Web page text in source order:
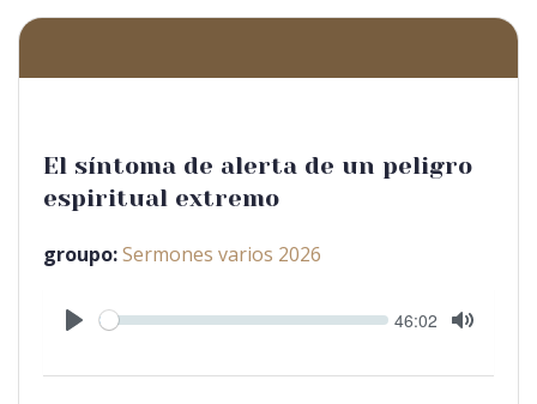
El síntoma de alerta de un peligro
espiritual extremo
groupo:Sermones varios 2026
Play
Seek Current
time
46:02